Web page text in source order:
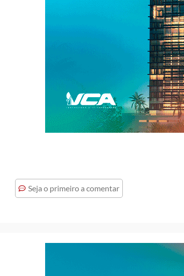
Seja o primeiro a comentar